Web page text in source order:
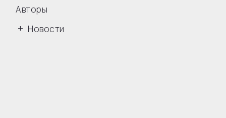
Авторы
Новости